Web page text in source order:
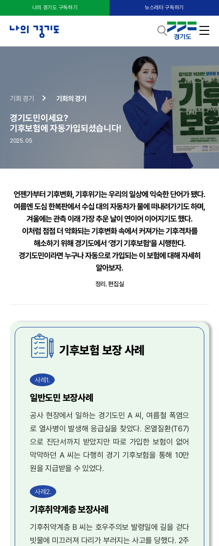
나의 경기도 구독하기 뉴스레터 구독하기
기회 경기 기회의 경기
경기도민이세요?
기후보험에 자동가입되셨습니다!
2025. 05
언젠가부터 기후변화, 기후위기는 우리의 일상에 익숙한 단어가 됐다.
여름엔 도심 한복판에서 수십 대의 자동차가 물에 떠내려가기도 하며,
겨울에는 관측 이래 가장 추운 날이 연이어 이어지기도 했다.
이처럼 점점 더 악화되는 기후변화 속에서 커져가는 기후격차를
해소하기 위해경기도에서 ‘경기 기후보험’을 시행한다.
경기도민이라면 누구나 자동으로 가입되는 이 보험에 대해 자세히
알아보자.
정리. 편집실
기후보험 보장 사례
사례1.
일반도민 보장사례
공사 현장에서 일하는 경기도민 A 씨, 여름철 폭염으
로 열사병이 발생해 응급실을 찾았다. 온열질환(T67)
으로 진단서까지 받았지만 따로 가입한 보험이 없어
막막하던 A 씨는 다행히 경기 기후보험을 통해 10만
원을 지급받을 수 있었다.
사례2.
기후취약계층 보장사례
기후취약계층 B 씨는 호우주의보 발령일에 길을 걷다
빗물에 미끄러져 다리가 부러지는 사고를 당했다. 2주